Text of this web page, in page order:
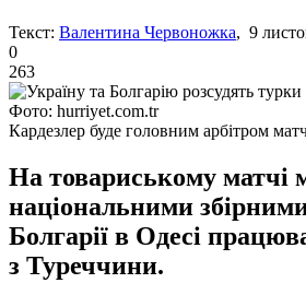
Текст: Валентина Червоножка, 9
0
263
Фото: hurriyet.com.tr
Кардезлер буде головним арбітром
На товариському матчі
національними
Болгарії в Одесі
з Туреччини.